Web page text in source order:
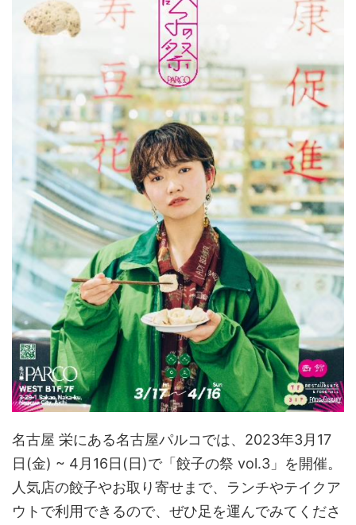
名古屋 栄にある名古屋パルコでは、2023年3月17
日(金) ~ 4月16日(日)で「餃子の祭 vol.3」を開催。
人気店の餃子やお取り寄せまで、ランチやテイクア
ウトで利用できるので、ぜひ足を運んでみてくださ